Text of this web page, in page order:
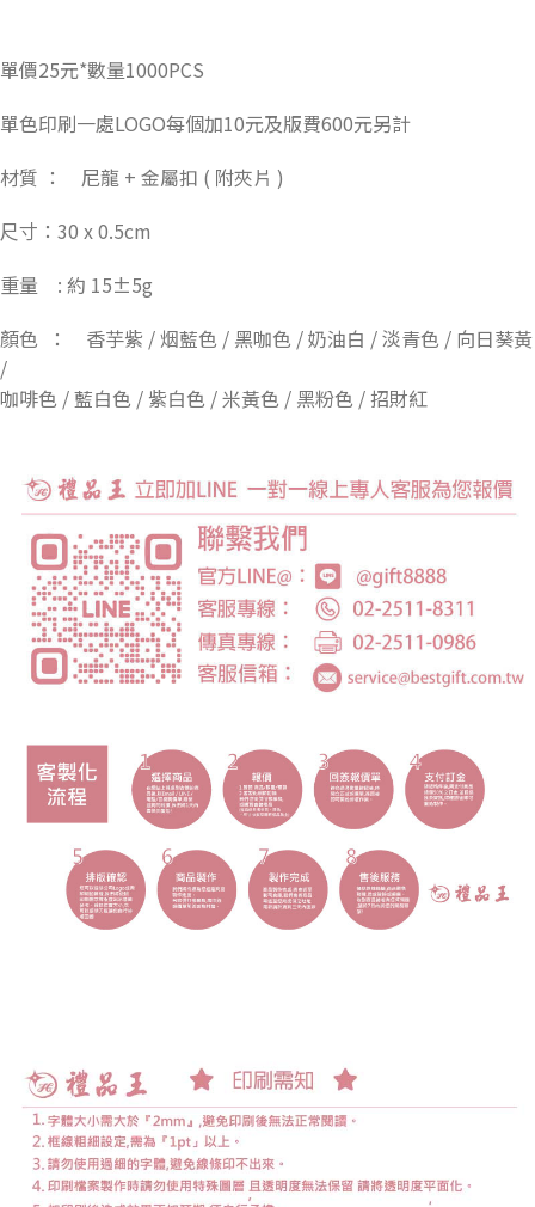
單價25元*數量1000PCS
單色印刷一處LOGO每個加10元及版費600元另計
材質 ： 尼龍 + 金屬扣 ( 附夾片 )
尺寸：30 x 0.5cm
重量 : 約 15±5g
顏色 ： 香芋紫 / 烟藍色 / 黑咖色 / 奶油白 / 淡青色 / 向日葵黃
/
咖啡色 / 藍白色 / 紫白色 / 米黃色 / 黑粉色 / 招財紅